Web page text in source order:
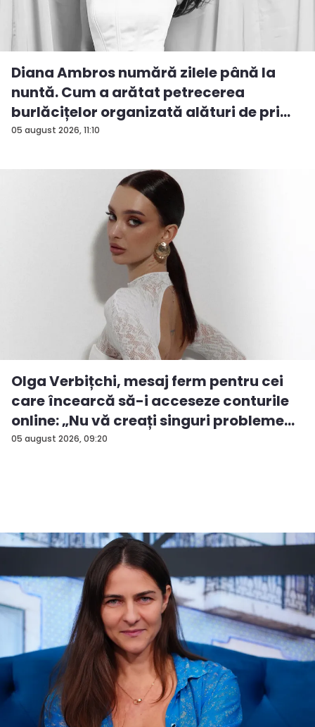
05 august 2026, 11:10
Diana Ambros numără zilele până la
nuntă. Cum a arătat petrecerea
burlăcițelor organizată alături de pri...
05 august 2026, 09:20
Olga Verbițchi, mesaj ferm pentru cei
care încearcă să-i acceseze conturile
online: „Nu vă creați singuri probleme...